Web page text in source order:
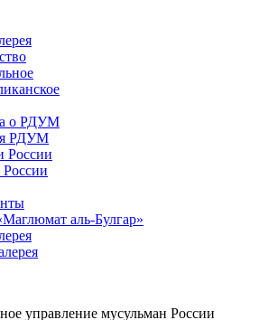
о РДУМ
РДУМ
России
аль-Булгар»
управление мусульман России